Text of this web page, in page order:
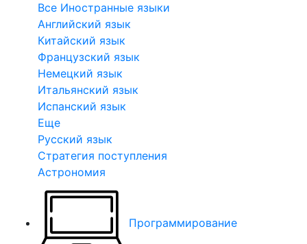
Все Иностранные языки
Английский язык
Китайский язык
Французский язык
Немецкий язык
Итальянский язык
Испанский язык
Еще
Русский язык
Стратегия поступления
Астрономия
Программирование